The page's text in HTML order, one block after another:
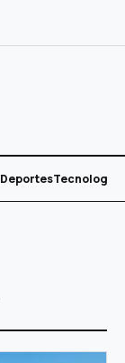
DeportesTecnología